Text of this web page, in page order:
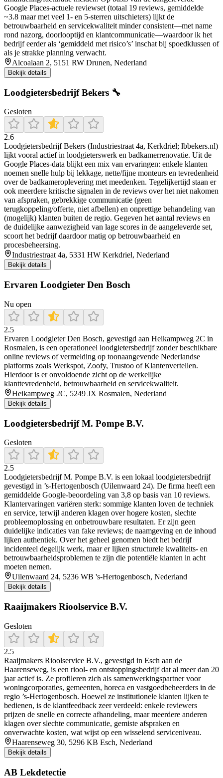
Google Places-actuele reviewset (totaal 19 reviews, gemiddelde
~3.8 maar met veel 1- en 5-sterren uitschieters) lijkt de
betrouwbaarheid en servicekwaliteit minder consistent—met name
rond nazorg, doorlooptijd en klantcommunicatie—waardoor ik het
bedrijf eerder als ‘gemiddeld met risico’s’ inschat bij spoedklussen of
als je strakke planning verwacht.
Alcoalaan 2, 5151 RW Drunen, Nederland
Bekijk details
Loodgietersbedrijf Bekers 🔧
Gesloten
2.6
Loodgietersbedrijf Bekers (Industriestraat 4a, Kerkdriel; lbbekers.nl)
lijkt vooral actief in loodgieterswerk en badkamerrenovatie. Uit de
Google Places-data blijkt een mix van ervaringen: enkele klanten
noemen snelle hulp bij lekkage, nette/fijne monteurs en tevredenheid
over de badkameroplevering met meedenken. Tegelijkertijd staan er
ook meerdere kritische signalen in de reviews over het niet nakomen
van afspraken, gebrekkige communicatie (geen
terugkoppeling/offerte, niet afbellen) en onprettige behandeling van
(mogelijk) klanten buiten de regio. Gegeven het aantal reviews en
de duidelijke aanwezigheid van lage scores in de aangeleverde set,
scoort het bedrijf daardoor matig op betrouwbaarheid en
procesbeheersing.
Industriestraat 4a, 5331 HW Kerkdriel, Nederland
Bekijk details
Ervaren Loodgieter Den Bosch
Nu open
2.5
Ervaren Loodgieter Den Bosch, gevestigd aan Heikampweg 2C in
Rosmalen, is een operationeel loodgietersbedrijf zonder beschikbare
online reviews of vermelding op toonaangevende Nederlandse
platforms zoals Werkspot, Zoofy, Trustoo of Klantenvertellen.
Hierdoor is er onvoldoende zicht op de werkelijke
klanttevredenheid, betrouwbaarheid en servicekwaliteit.
Heikampweg 2C, 5249 JX Rosmalen, Nederland
Bekijk details
Loodgietersbedrijf M. Pompe B.V.
Gesloten
2.5
Loodgietersbedrijf M. Pompe B.V. is een lokaal loodgietersbedrijf
gevestigd in ’s‑Hertogenbosch (Uilenwaard 24). De firma heeft een
gemiddelde Google‑beoordeling van 3,8 op basis van 10 reviews.
Klantervaringen variëren sterk: sommige klanten loven de techniek
en service, terwijl anderen klagen over hogere kosten, slechte
probleemoplossing en onbetrouwbare resultaten. Er zijn geen
duidelijke indicaties van fake reviews; de naamgeving en de inhoud
lijken authentiek. Over het geheel genomen biedt het bedrijf
incidenteel degelijk werk, maar er lijken structurele kwaliteits- en
betrouwbaarheidsproblemen te zijn die potentiële klanten in acht
moeten nemen.
Uilenwaard 24, 5236 WB 's-Hertogenbosch, Nederland
Bekijk details
Raaijmakers Rioolservice B.V.
Gesloten
2.5
Raaijmakers Rioolservice B.V., gevestigd in Esch aan de
Haarenseweg, is een riool- en ontstoppingsbedrijf dat al meer dan 20
jaar actief is. Ze profileren zich als samenwerkingspartner voor
woningcorporaties, gemeenten, horeca en vastgoedbeheerders in de
regio ’s-Hertogenbosch. Hoewel ze institutionele klanten lijken te
bedienen, is de klantfeedback zeer verdeeld: enkele reviewers
prijzen de snelle en correcte afhandeling, maar meerdere anderen
klagen over slechte communicatie, gemiste afspraken en
onverwachte kosten, wat wijst op een wisselend serviceniveau.
Haarenseweg 30, 5296 KB Esch, Nederland
Bekijk details
AB Lekdetectie